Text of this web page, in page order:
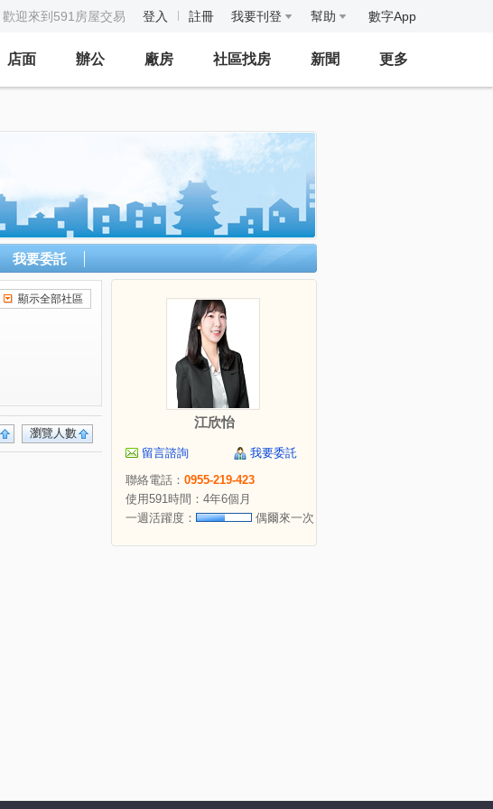
迎來到591房屋交易 登入 註冊 我要刊登 幫助 數字App
店面 辦公 廠房 社區找房 新聞 更多
我要委託
顯示全部社區
瀏覽人數
江欣怡
留言諮詢
我要委託
聯絡電話： 0955-219-423
使用591時間：4年6個月
一週活躍度：
偶爾來一次